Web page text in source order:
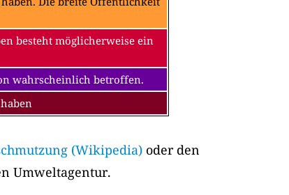
besteht möglicherweise ein
wahrscheinlich betroffen.
(Wikipedia)oder den
Umweltagentur.